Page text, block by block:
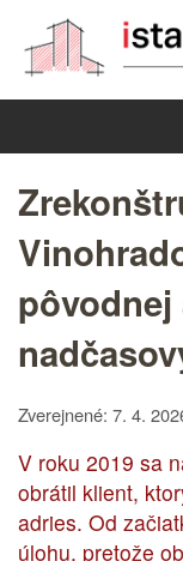
Zverejnené: 7. 4.
V roku 2019 sa
obrátil klient,
adries. Od
úlohu, pretože